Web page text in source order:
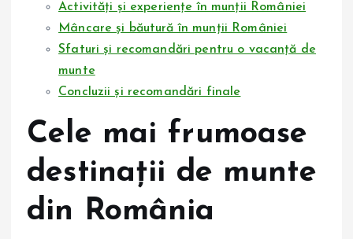
Activități și experiențe în munții României
Mâncare și băutură în munții României
Sfaturi și recomandări pentru o vacanță de
munte
Concluzii și recomandări finale
Cele mai frumoase
destinații de munte
din România